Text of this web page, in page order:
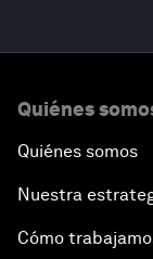
Quiénes
Quiénes somos
Nuestra
Cómo